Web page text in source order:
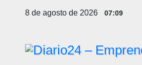
8 de agosto de 2026 07:09